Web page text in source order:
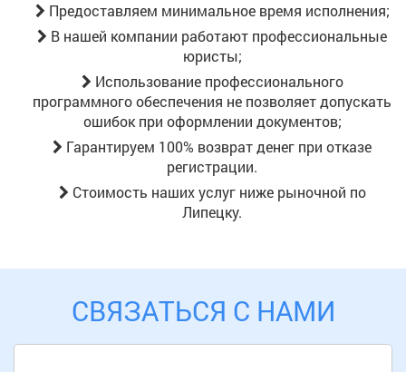
Предоставляем минимальное время исполнения;
В нашей компании работают профессиональные
юристы;
Использование профессионального
программного обеспечения не позволяет допускать
ошибок при оформлении документов;
Гарантируем 100% возврат денег при отказе
регистрации.
Стоимость наших услуг ниже рыночной по
Липецку.
СВЯЗАТЬСЯ С НАМИ